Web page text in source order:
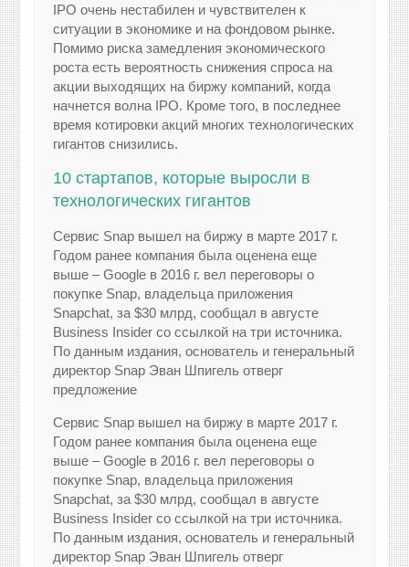
IPO очень нестабилен и чувствителен к
ситуации в экономике и на фондовом рынке.
Помимо риска замедления экономического
роста есть вероятность снижения спроса на
акции выходящих на биржу компаний, когда
начнется волна IPO. Кроме того, в последнее
время котировки акций многих технологических
гигантов снизились.
10 стартапов, которые выросли в
технологических гигантов
Сервис Snap вышел на биржу в марте 2017 г.
Годом ранее компания была оценена еще
выше – Google в 2016 г. вел переговоры о
покупке Snap, владельца приложения
Snapchat, за $30 млрд, сообщал в августе
Business Insider со ссылкой на три источника.
По данным издания, основатель и генеральный
директор Snap Эван Шпигель отверг
предложение
Сервис Snap вышел на биржу в марте 2017 г.
Годом ранее компания была оценена еще
выше – Google в 2016 г. вел переговоры о
покупке Snap, владельца приложения
Snapchat, за $30 млрд, сообщал в августе
Business Insider со ссылкой на три источника.
По данным издания, основатель и генеральный
директор Snap Эван Шпигель отверг